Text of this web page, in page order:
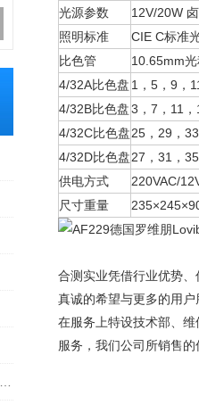
光源参数
12V/20W
照明标准
CIE C标准
比色管
10.65mm
4/32A比色盘 1，5，9，
4/32B比色盘3，7，11
4/32C比色盘25，29，
4/32D比色盘27，31，
供电方式
220VAC/
尺寸重量
合测实业凭借行业优势
真诚的希望与更多的用
在服务上特设技术部、
服务，我们公司所销售